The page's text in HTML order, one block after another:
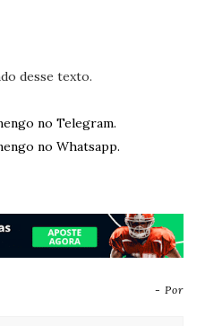
desse texto.
no Telegram.
no Whatsapp.
- Por